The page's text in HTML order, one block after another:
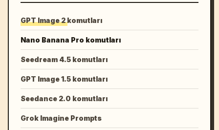
GPT Image 2 komutları
Nano Banana Pro komutları
Seedream 4.5 komutları
GPT Image 1.5 komutları
Seedance 2.0 komutları
Grok Imagine Prompts